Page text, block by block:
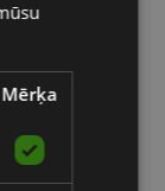
Mērķa